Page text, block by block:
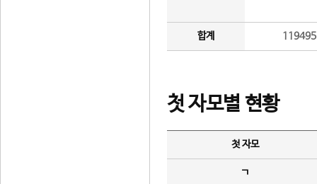
합계
첫 자모별 현황
첫 자모
ㄱ